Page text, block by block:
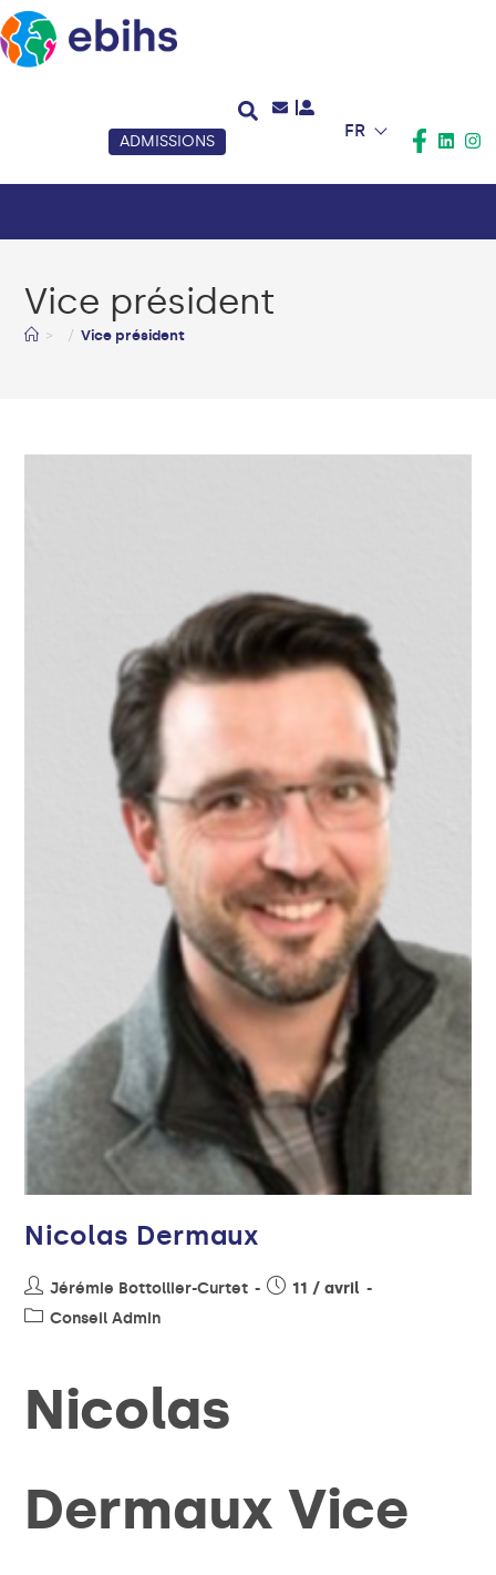
FR
ADMISSIONS
Vice président
> Vice président
Nicolas Dermaux
Jérémie Bottollier-Curtet
11 / avril
Conseil Admin
Nicolas
Dermaux Vice